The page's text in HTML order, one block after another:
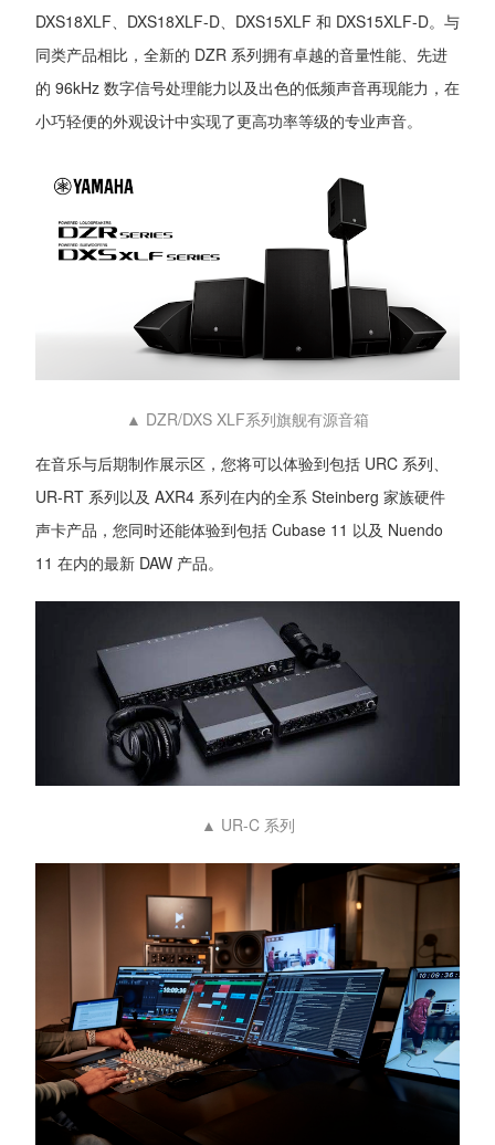
DXS18XLF、DXS18XLF-D、DXS15XLF 和 DXS15XLF-D。与
同类产品相比，全新的 DZR 系列拥有卓越的音量性能、先进
的 96kHz 数字信号处理能力以及出色的低频声音再现能力，在
小巧轻便的外观设计中实现了更高功率等级的专业声音。
▲ DZR/DXS XLF系列旗舰有源音箱
在音乐与后期制作展示区，您将可以体验到包括 URC 系列、
UR-RT 系列以及 AXR4 系列在内的全系 Steinberg 家族硬件
声卡产品，您同时还能体验到包括 Cubase 11 以及 Nuendo
11 在内的最新 DAW 产品。
▲ UR-C 系列